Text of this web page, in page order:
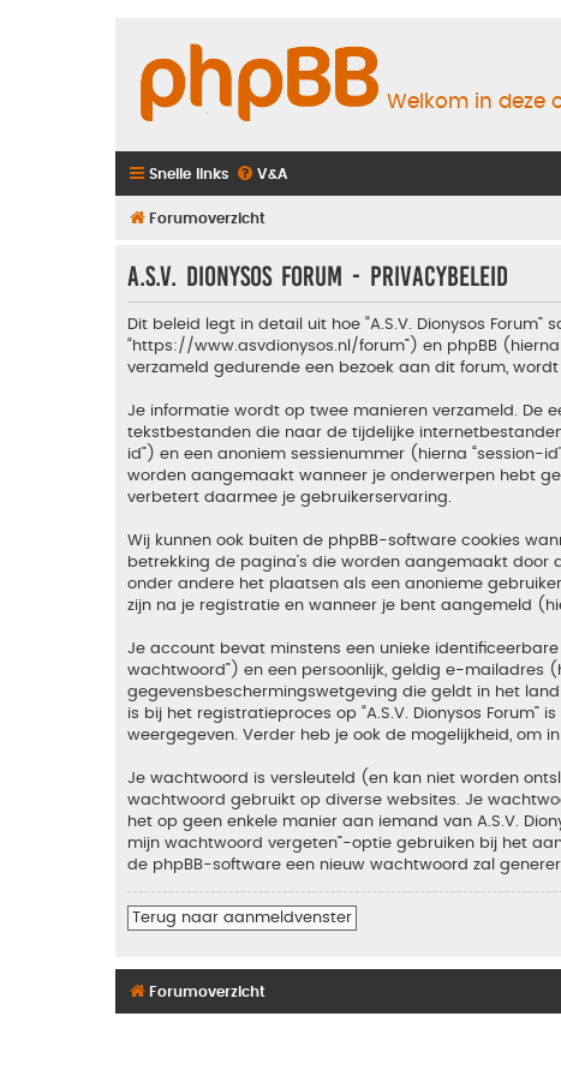
Welkom in deze
Snelle links V&A
Forumoverzicht
A.S.V. Dionysos Forum - Privacybeleid
Dit beleid legt in detail uit hoe “A.S.V. Dionysos Forum”
“https://www.asvdionysos.nl/forum”) en phpBB (hierna
verzameld gedurende een bezoek aan dit forum,
Je informatie wordt op twee manieren verzameld. De
tekstbestanden die naar de tijdelijke
id”) en een anoniem sessienummer (hierna “session-
worden aangemaakt wanneer je onderwerpen hebt
verbetert daarmee je gebruikerservaring.
Wij kunnen ook buiten de phpBB-software cookies
betrekking de pagina’s die worden aangemaakt door
onder andere het plaatsen als een anonieme gebruiker
zijn na je registratie en wanneer je bent aangemeld
Je account bevat minstens een unieke
wachtwoord”) en een persoonlijk, geldig e-mailadres
gegevensbeschermingswetgeving die geldt in het
is bij het registratieproces op “A.S.V. Dionysos
weergegeven. Verder heb je ook de mogelijkheid,
Je wachtwoord is versleuteld (en kan niet worden
wachtwoord gebruikt op diverse websites. Je
het op geen enkele manier aan iemand van A.S.V.
mijn wachtwoord vergeten”-optie gebruiken bij het
de phpBB-software een nieuw wachtwoord zal
Terug naar aanmeldvenster
Forumoverzicht